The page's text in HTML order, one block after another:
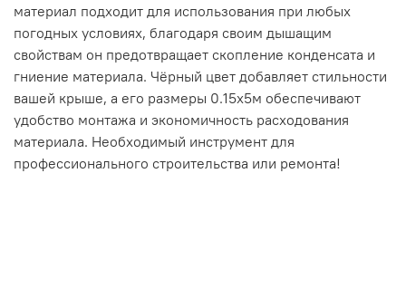
материал подходит для использования при любых
погодных условиях, благодаря своим дышащим
свойствам он предотвращает скопление конденсата и
гниение материала. Чёрный цвет добавляет стильности
вашей крыше, а его размеры 0.15х5м обеспечивают
удобство монтажа и экономичность расходования
материала. Необходимый инструмент для
профессионального строительства или ремонта!